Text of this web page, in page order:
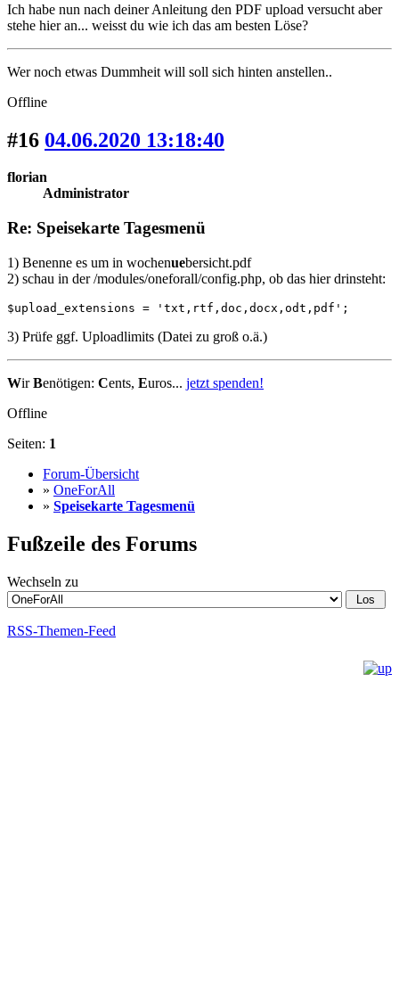
Ich habe nun nach deiner Anleitung den PDF upload versucht aber
stehe hier an... weisst du wie ich das am besten Löse?
Wer noch etwas Dummheit will soll sich hinten anstellen..
Offline
#16 04.06.2020 13:18:40
florian
Administrator
Re: Speisekarte Tagesmenü
1) Benenne es um in wochenuebersicht.pdf
2) schau in der /modules/oneforall/config.php, ob das hier drinsteht:
$upload_extensions = 'txt,rtf,doc,docx,odt,pdf';
3) Prüfe ggf. Uploadlimits (Datei zu groß o.ä.)
WirBenötigen: Cents, Euros... jetzt spenden!
Offline
Seiten: 1
Forum-Übersicht
» OneForAll
» Speisekarte Tagesmenü
Fußzeile des Forums
Wechseln zu
RSS-Themen-Feed